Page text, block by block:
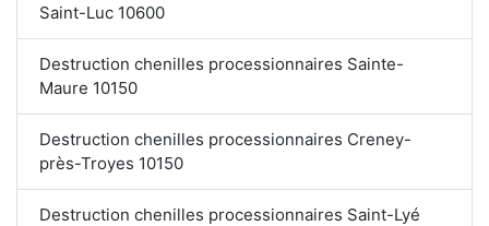
Saint-Luc 10600
Destruction chenilles processionnaires Sainte-
Maure 10150
Destruction chenilles processionnaires Creney-
près-Troyes 10150
Destruction chenilles processionnaires Saint-Lyé